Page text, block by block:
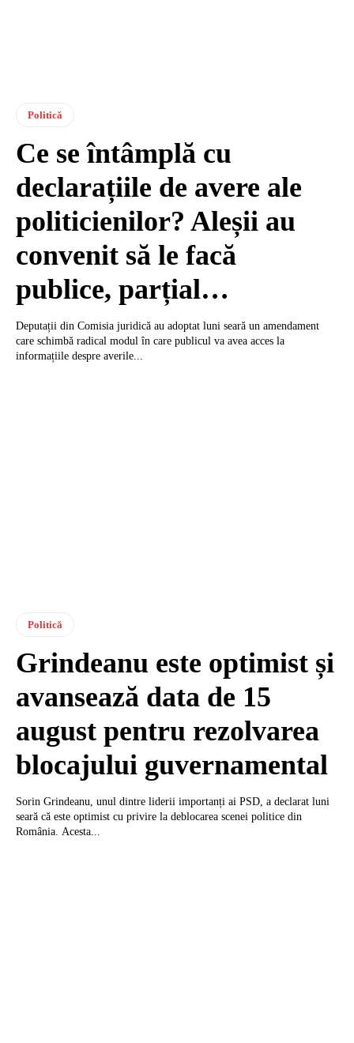
Politică
Ce se întâmplă cu
declarațiile de avere ale
politicienilor? Aleșii au
convenit să le facă
publice, parțial…
Deputații din Comisia juridică au adoptat luni seară un amendament
care schimbă radical modul în care publicul va avea acces la
informațiile despre averile...
Politică
Grindeanu este optimist și
avansează data de 15
august pentru rezolvarea
blocajului guvernamental
Sorin Grindeanu, unul dintre liderii importanți ai PSD, a declarat luni
seară că este optimist cu privire la deblocarea scenei politice din
România. Acesta...